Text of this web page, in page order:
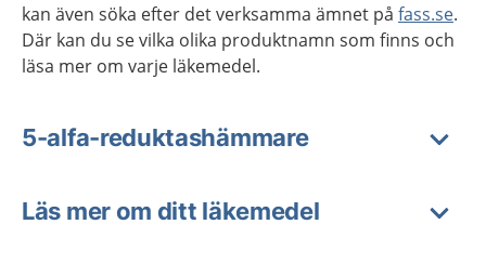
kan även söka efter det verksamma ämnet på fass.se.
Där kan du se vilka olika produktnamn som finns och
läsa mer om varje läkemedel.
5-alfa-reduktashämmare
Läs mer om ditt läkemedel